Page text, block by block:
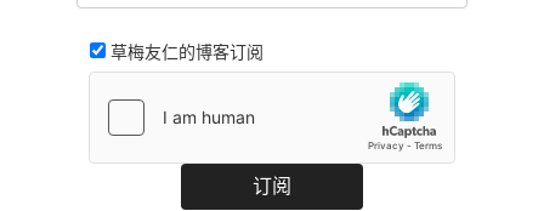
草梅友仁的博客订阅